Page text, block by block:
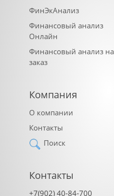
ФинЭкАнализ
Финансовый анализ
Онлайн
Финансовый анализ на
заказ
Компания
О компании
Контакты
Поиск
Контакты
+7(902) 40-84-700